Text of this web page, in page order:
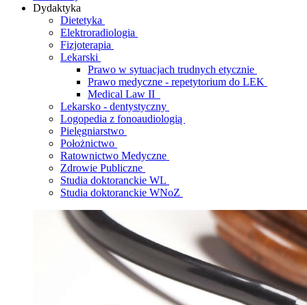
Dydaktyka
Dietetyka
Elektroradiologia
Fizjoterapia
Lekarski
Prawo w sytuacjach trudnych etycznie
Prawo medyczne - repetytorium do LEK
Medical Law II
Lekarsko - dentystyczny
Logopedia z fonoaudiologią
Pielęgniarstwo
Położnictwo
Ratownictwo Medyczne
Zdrowie Publiczne
Studia doktoranckie WL
Studia doktoranckie WNoZ